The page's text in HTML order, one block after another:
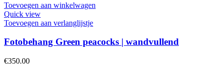
Toevoegen aan winkelwagen
Quick view
Toevoegen aan verlanglijstje
Fotobehang Green peacocks | wandvullend
€350.00